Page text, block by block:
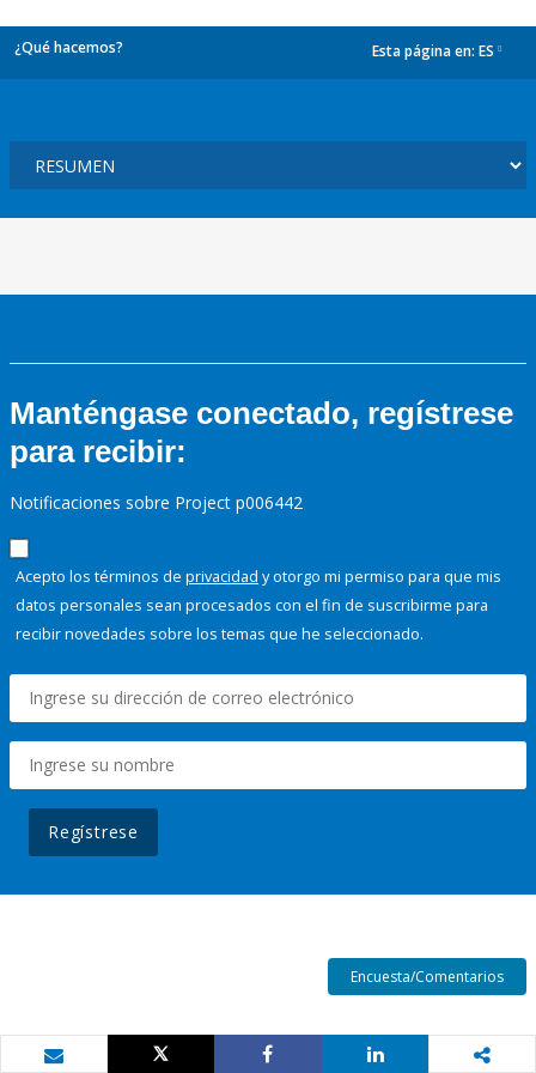
¿Qué hacemos? Esta página en: ES
Manténgase conectado, regístrese
para recibir:
Notificaciones sobre Project p006442
Acepto los términos de privacidad y otorgo mi permiso para que mis
datos personales sean procesados con el fin de suscribirme para
recibir novedades sobre los temas que he seleccionado.
Regístrese
Encuesta/Comentarios